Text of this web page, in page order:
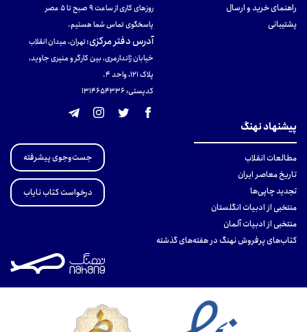
راهنمای خرید و ارسال
پشتیبانی
روزهای کاری از ساعت ۹ صبح تا ۵ عصر
پاسخگوی تماس شما هستیم.
آدرس دفتر مرکزی:تهران، میدان انقلاب
خیابان ژاندارمری، بین کارگر و منیری جاوید،
پلاک 121، واحد ۴.
کدپستی: 131465433۶
پیشنهاد نهنگ
مطالعات انقلاب
تاریخ معاصر ایران
تجدید چاپی‌ها
منتخبی از ادبیات انگلستان
منتخبی از ادبیات آلمان
کتاب‌های پرفروش نهنگ در هفته‌های گذشته
جست‌وجوی پیشرفته
درخواست کتاب نایاب